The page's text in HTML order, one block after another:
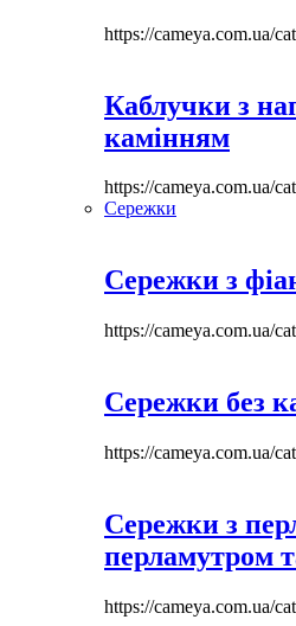
https://cameya.com.ua/
Каблучки з
камінням
https://cameya.com.ua/
Сережки
Сережки з
https://cameya.com.ua/
Сережки без
https://cameya.com.ua/
Сережки з
перламутром
https://cameya.com.ua/